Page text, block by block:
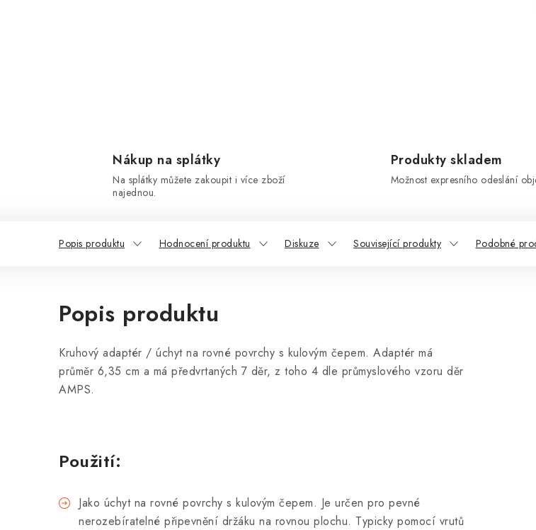
Nákup na splátky
Na splátky můžete zakoupit i více zboží
najednou.
Produkty skladem
Možnost expresního odeslání
Popis produktu Hodnocení produktu Diskuze Související produkty Podobné
Popis produktu
Kruhový adaptér / úchyt na rovné povrchy s kulovým čepem. Adaptér má
průměr 6,35 cm a má předvrtaných 7 děr, z toho 4 dle průmyslového vzoru děr
AMPS.
Použití:
Jako úchyt na rovné povrchy s kulovým čepem. Je určen pro pevné
nerozebíratelné připevnění držáku na rovnou plochu. Typicky pomocí vrutů